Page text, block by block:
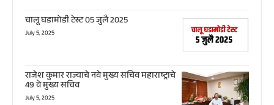
चालू घडामोडी टेस्ट 05 जुलै 2025
July 5, 2025
राजेश कुमार राज्याचे नवे मुख्य सचिव महाराष्ट्राचे
49 वे मुख्य सचिव
July 5, 2025